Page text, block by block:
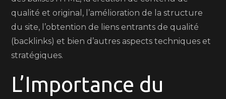
qualité et original, l’amélioration de la structure
du site, l’obtention de liens entrants de qualité
(backlinks) et bien d’autres aspects techniques et
stratégiques.
L’Importance du